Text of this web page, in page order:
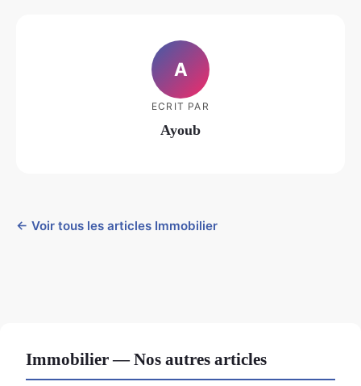
A
ECRIT PAR
Ayoub
← Voir tous les articles Immobilier
Immobilier — Nos autres articles